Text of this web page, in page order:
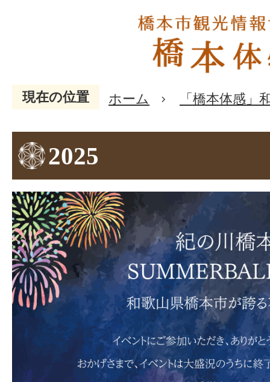
現在の位置 ホーム 「橋本体感」
2025